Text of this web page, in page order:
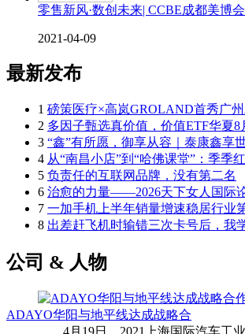
零售新风·数创未来| CCBE成都美博
2021-04-09
最新发布
1 磅策医疗×高岚GROLAND首秀广
2 多因子甄选真价值，价值ETF华夏8
3 “鑫”有所愿，御享从容｜泰康鑫享
4 从“南昌小店”到“哈佛课堂”：季季
5 负责任的互联网品牌，没有第二名
6 治愈的力量——2026天下女人国际
7 一加手机上半年销量增速稳居行业
8 出差赶飞机时输错三次卡号后，我
公司 & 人物
ADAYO华阳与地平线达成战略合